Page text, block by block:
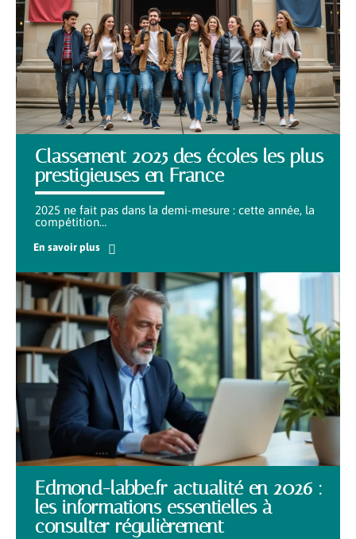
Classement 2025 des écoles les plus
prestigieuses en France
2025 ne fait pas dans la demi-mesure : cette année, la
compétition…
En savoir plus
Edmond-labbe.fr actualité en 2026 :
les informations essentielles à
consulter régulièrement